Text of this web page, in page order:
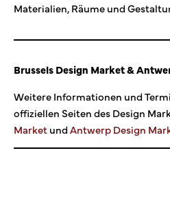
Materialien, Räume und
Brussels Design Market &
Weitere Informationen und
offiziellen Seiten des Design
MarketundAntwerp Design